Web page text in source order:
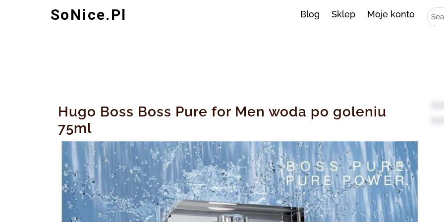
SoNice.pl Blog Sklep Moje konto
Hugo Boss Boss Pure for Men woda po goleniu
75ml